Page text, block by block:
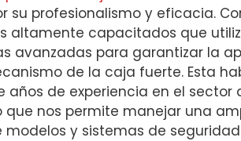
su profesionalismo y eficacia.
altamente capacitados que
avanzadas para garantizar la
de la caja fuerte. Esta
años de experiencia en el sector
que nos permite manejar una
y sistemas de